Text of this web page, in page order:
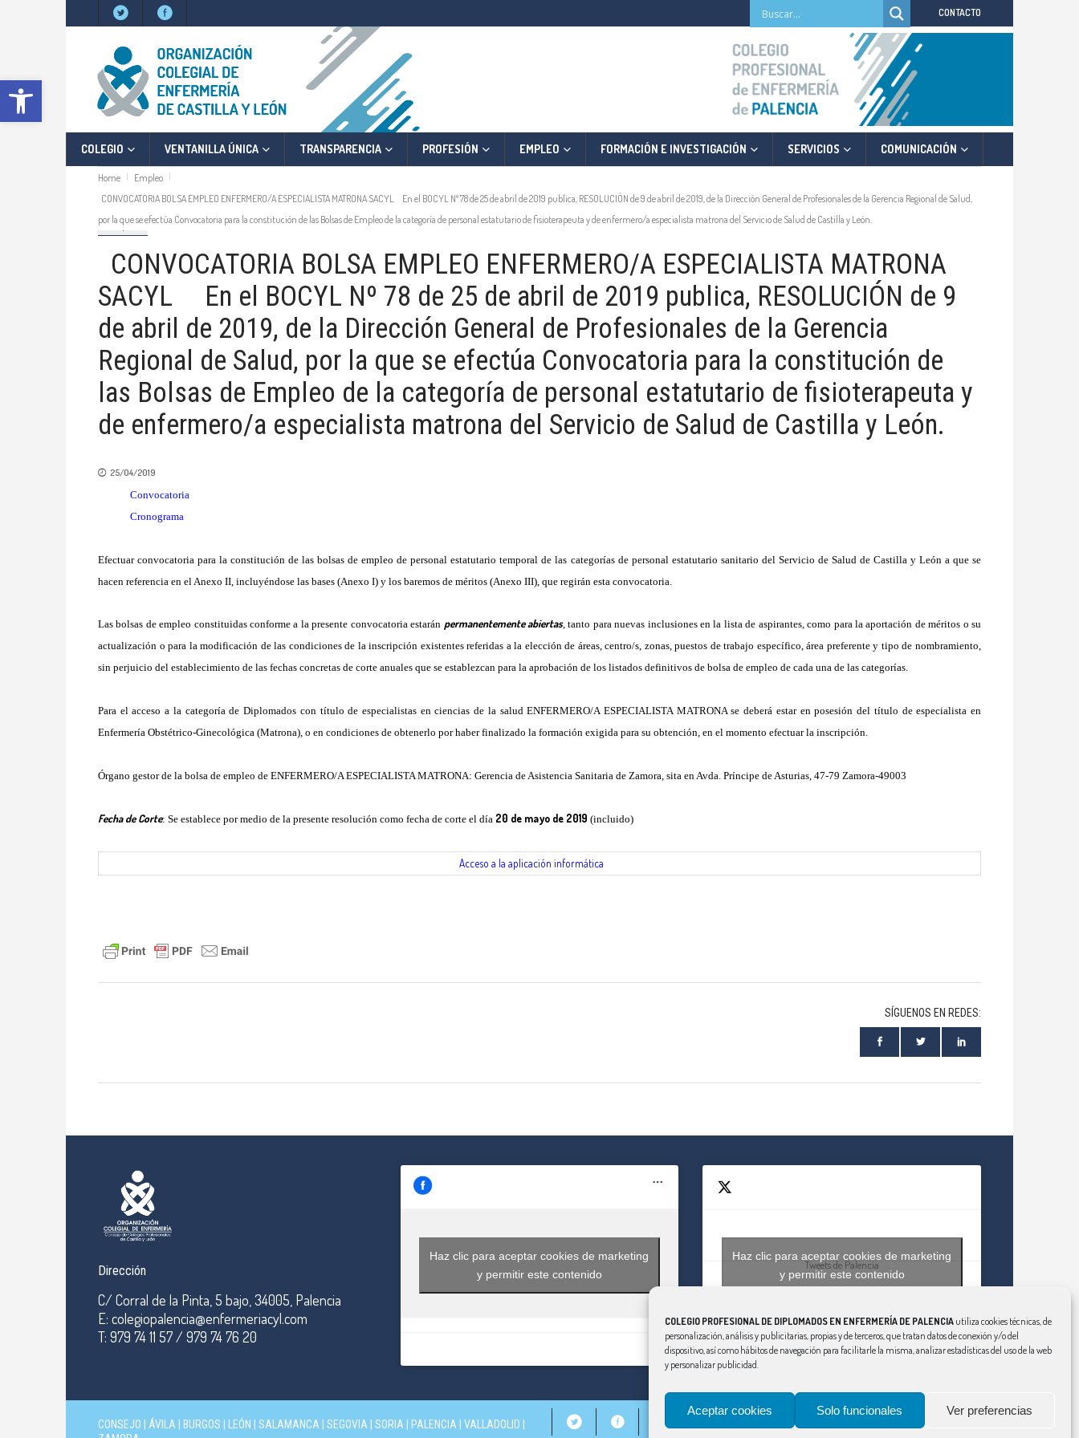
Abrir barra de herramientas
COLEGIO PROFESIONAL DE DIPLOMADOS EN ENFERMERÍA DE PALENCIA utiliza cookies técnicas, de
personalización, análisis y publicitarias, propias y de terceros, que tratan datos de conexión y/o del
dispositivo, así como hábitos de navegación para facilitarle la misma, analizar estadísticas del uso de la web
y personalizar publicidad.
Aceptar cookies Solo funcionales Ver preferencias
CONTACTO
COLEGIO VENTANILLA ÚNICA TRANSPARENCIA PROFESIÓN EMPLEO FORMACIÓN E INVESTIGACIÓN SERVICIOS COMUNICACIÓN
Home
Empleo
CONVOCATORIA BOLSA EMPLEO ENFERMERO/A ESPECIALISTA MATRONA SACYL En el BOCYL Nº 78 de 25 de abril de 2019 publica, RESOLUCIÓN de 9 de abril de 2019, de la Dirección General de Profesionales de la Gerencia Regional de Salud,
por la que se efectúa Convocatoria para la constitución de las Bolsas de Empleo de la categoría de personal estatutario de fisioterapeuta y de enfermero/a especialista matrona del Servicio de Salud de Castilla y León.
Empleo
CONVOCATORIA BOLSA EMPLEO ENFERMERO/A ESPECIALISTA MATRONA
SACYL En el BOCYL Nº 78 de 25 de abril de 2019 publica, RESOLUCIÓN de 9
de abril de 2019, de la Dirección General de Profesionales de la Gerencia
Regional de Salud, por la que se efectúa Convocatoria para la constitución de
las Bolsas de Empleo de la categoría de personal estatutario de fisioterapeuta y
de enfermero/a especialista matrona del Servicio de Salud de Castilla y León.
25/04/2019
Convocatoria
Cronograma
Efectuar convocatoria para la constitución de las bolsas de empleo de personal estatutario temporal de las categorías de personal estatutario sanitario del Servicio de Salud de Castilla y León a que se
hacen referencia en el Anexo II, incluyéndose las bases (Anexo I) y los baremos de méritos (Anexo III), que regirán esta convocatoria.
Las bolsas de empleo constituidas conforme a la presente convocatoria estarán permanentemente abiertas, tanto para nuevas inclusiones en la lista de aspirantes, como para la aportación de méritos o su
actualización o para la modificación de las condiciones de la inscripción existentes referidas a la elección de áreas, centro/s, zonas, puestos de trabajo específico, área preferente y tipo de nombramiento,
sin perjuicio del establecimiento de las fechas concretas de corte anuales que se establezcan para la aprobación de los listados definitivos de bolsa de empleo de cada una de las categorías.
Para el acceso a la categoría de Diplomados con título de especialistas en ciencias de la salud ENFERMERO/A ESPECIALISTA MATRONA se deberá estar en posesión del título de especialista en
Enfermería Obstétrico-Ginecológica (Matrona), o en condiciones de obtenerlo por haber finalizado la formación exigida para su obtención, en el momento efectuar la inscripción.
Órgano gestor de la bolsa de empleo de ENFERMERO/A ESPECIALISTA MATRONA: Gerencia de Asistencia Sanitaria de Zamora, sita en Avda. Príncipe de Asturias, 47-79 Zamora-49003
Fecha de Corte: Se establece por medio de la presente resolución como fecha de corte el día 20 de mayo de 2019 (incluido)
Acceso a la aplicación informática
SÍGUENOS EN REDES:
Dirección
C/ Corral de la Pinta, 5 bajo, 34005, Palencia
E: colegiopalencia@enfermeriacyl.com
T: 979 74 11 57 / 979 74 76 20
Haz clic para aceptar cookies de marketing
y permitir este contenido
Tweets de Palencia
Haz clic para aceptar cookies de marketing
y permitir este contenido
CONSEJO ÁVILA BURGOS LEÓN SALAMANCA SEGOVIA SORIA PALENCIA VALLADOLID